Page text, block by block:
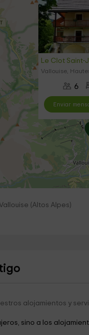
Le Clot Saint-
Vallouise,
6
Enviar
Vallouise (Altos Alpes)
alojamientos y
sino a los